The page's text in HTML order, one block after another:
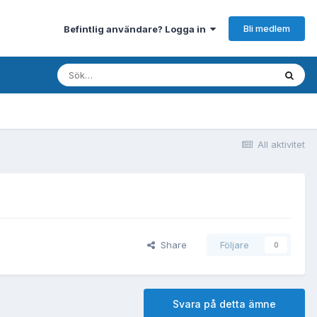
Befintlig användare? Logga in Bli medlem
All aktivitet
Share Följare 0
Svara på detta ämne